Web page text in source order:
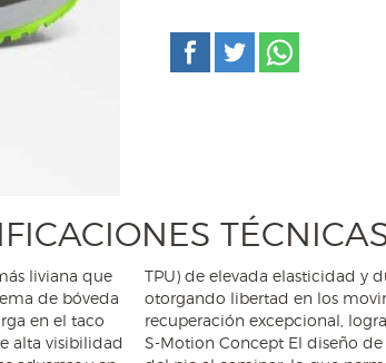
liviana que
de bóveda
en el taco
alta visibilidad
cada paso,
y
del 55%.
natural